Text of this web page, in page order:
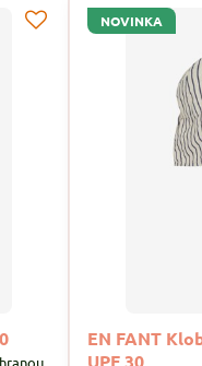
NOVINKA
EN FANT